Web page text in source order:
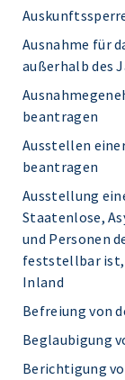
Ausnahme für
außerhalb des
beantragen
Ausstellen
beantragen
Ausstellung
Staatenlose,
und Personen
feststellbar
Inland
Befreiung von
Beglaubigung
Berichtigung